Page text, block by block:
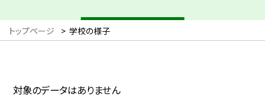
トップページ > 学校の様子
対象のデータはありません